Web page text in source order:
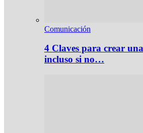
Comunicación
4 Claves para crear
incluso si no…